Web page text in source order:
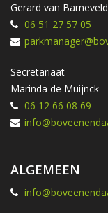
Gerard van Barneveld
06 51 27 57 05
Secretariaat
Marinda de Muijnck
06 12 66 08 69
ALGEMEEN